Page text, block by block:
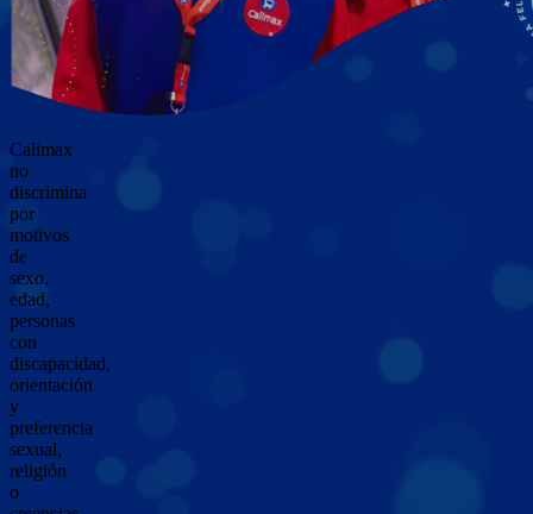
Calimax
no
discrimina
por
motivos
de
sexo,
edad,
personas
con
discapacidad,
orientación
y
preferencia
sexual,
religión
o